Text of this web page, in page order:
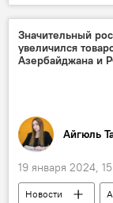
ЕС
Южный Кавказ
Делимитация
Значительный
увеличился
Азербайджана и
Айгюль
19 января 2024,
Новости